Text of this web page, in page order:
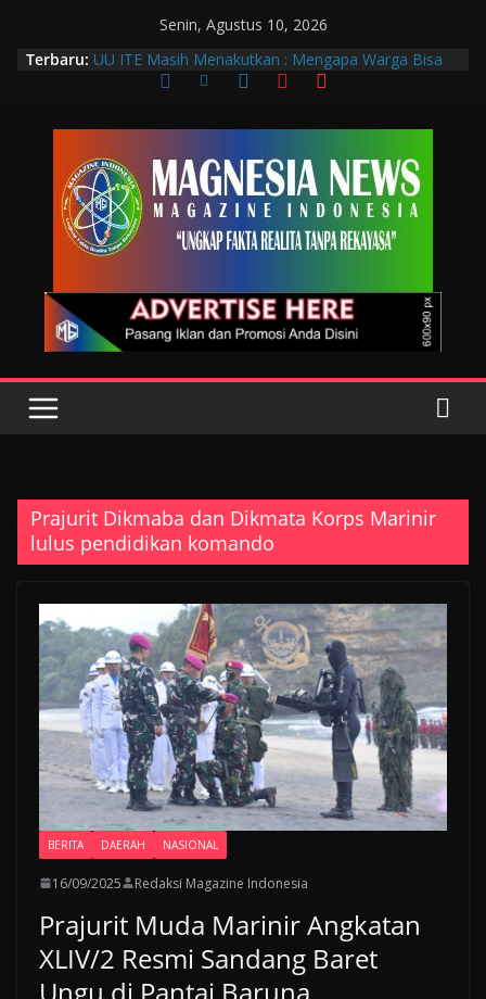
Senin, Agustus 10, 2026
Terbaru: UU ITE Masih Menakutkan : Mengapa Warga Bisa
Dipidana Hanya karena Bicara?
Momentum Penguatan Profesi dan Transformasi
Digital
Wakil Wali Kota Bandung Hadiri Muscab VIII PTGMI
Kota Bandung, Dorong Penguatan Kompetensi
Terapis Gigi dan Mulut
Langkah Awal Deteksi Dini Penyakit, Kenali Peran
Tenaga Teknologi Laboratorium Medik
Sebenarnya Sedang Melindungi Siapa?
Prajurit Dikmaba dan Dikmata Korps Marinir
lulus pendidikan komando
BERITA DAERAH NASIONAL
16/09/2025 Redaksi Magazine Indonesia
Prajurit Muda Marinir Angkatan
XLIV/2 Resmi Sandang Baret
Ungu di Pantai Baruna